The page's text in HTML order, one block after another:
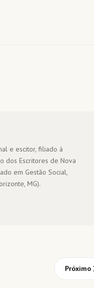
e escitor, filiado à
dos Escritores de Nova
em Gestão Social,
MG).
Próximo